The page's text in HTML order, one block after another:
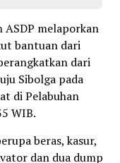
melaporkan
bantuan dari
dari
Sibolga pada
di Pelabuhan
WIB.
beras, kasur,
dan dua dump